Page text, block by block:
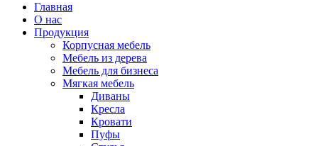
Главная
О нас
Продукция
Корпусная мебель
Мебель из дерева
Мебель для бизнеса
Мягкая мебель
Диваны
Кресла
Кровати
Пуфы